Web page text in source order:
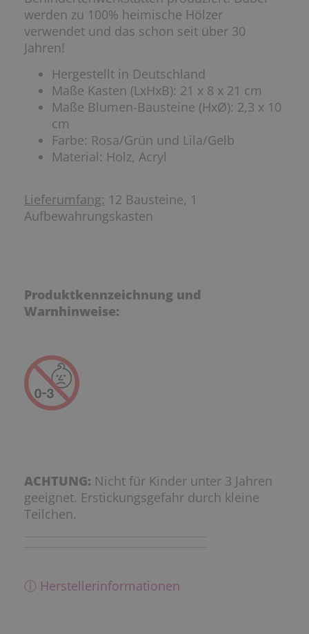
werden zu 100% heimische Hölzer
verwendet und das schon seit über 30
Jahren!
Hergestellt in Deutschland
Maße Kasten (LxHxB): 21 x 8 x 21 cm
Maße Blumen-Bausteine (HxØ): 2,3 x 10
cm
Farbe: Rosa/Grün und Lila/Gelb
Material: Holz, Acryl
Lieferumfang: 12 Bausteine, 1
Aufbewahrungskasten
Produktkennzeichnung und
Warnhinweise:
ACHTUNG: Nicht für Kinder unter 3 Jahren
geeignet. Erstickungsgefahr durch kleine
Teilchen.
ⓘ Herstellerinformationen